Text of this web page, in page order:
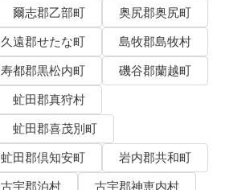
爾志郡乙部町
奥尻郡奥尻町
久遠郡せたな町
島牧郡島牧村
寿都郡黒松内町
磯谷郡蘭越町
虻田郡真狩村
虻田郡喜茂別町
虻田郡倶知安町
岩内郡共和町
古宇郡泊村
古宇郡神恵内村